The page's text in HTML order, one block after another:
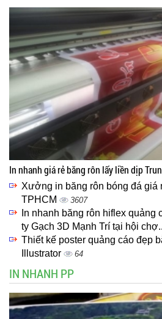
In nhanh giá rẻ băng rôn lấy liền dịp
Xưởng in băng rôn bóng đá giá
TPHCM
3607
In nhanh băng rôn hiflex quảng
ty Gạch 3D Mạnh Trí tại hội
Thiết kế poster quảng cáo đẹp
Illustrator
64
IN NHANH PP